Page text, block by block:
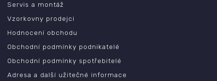
Servis a montáž
Vzorkovny prodejci
Hodnocení obchodu
Obchodní podmínky podnikatelé
Obchodní podmínky spotřebitelé
Adresa a další užitečné informace